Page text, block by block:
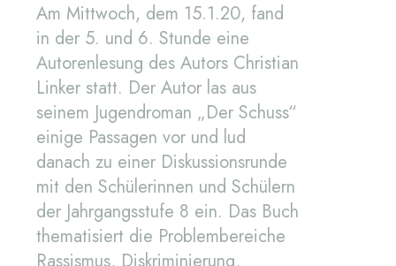
Am Mittwoch, dem 15.1.20, fand
in der 5. und 6. Stunde eine
Autorenlesung des Autors Christian
Linker statt. Der Autor las aus
seinem Jugendroman „Der Schuss“
einige Passagen vor und lud
danach zu einer Diskussionsrunde
mit den Schülerinnen und Schülern
der Jahrgangsstufe 8 ein. Das Buch
thematisiert die Problembereiche